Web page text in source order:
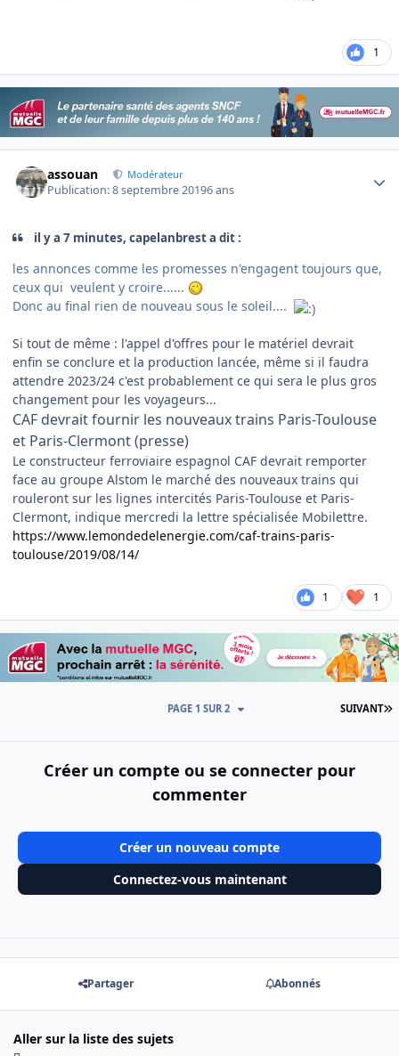
1
assouan Modérateur
Publication:8 septembre 20196 ans
il y a 7 minutes, capelanbrest a dit :
les annonces comme les promesses n'engagent toujours que,
ceux qui veulent y croire......
Donc au final rien de nouveau sous le soleil....
Si tout de même : l'appel d'offres pour le matériel devrait
enfin se conclure et la production lancée, même si il faudra
attendre 2023/24 c'est probablement ce qui sera le plus gros
changement pour les voyageurs...
CAF devrait fournir les nouveaux trains Paris-Toulouse
et Paris-Clermont (presse)
Le constructeur ferroviaire espagnol CAF devrait remporter
face au groupe Alstom le marché des nouveaux trains qui
rouleront sur les lignes intercités Paris-Toulouse et Paris-
Clermont, indique mercredi la lettre spécialisée Mobilettre.
https://www.lemondedelenergie.com/caf-trains-paris-
toulouse/2019/08/14/
1 1
SUIVANT
PAGE 1 SUR 2
Créer un compte ou se connecter pour
commenter
Créer un nouveau compte
Connectez-vous maintenant
Partager Abonnés
Aller sur la liste des sujets